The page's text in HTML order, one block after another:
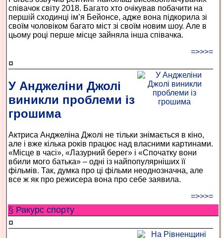
співачок світу 2018. Багато хто очікував побачити на
першій сходинці ім’я Бейонсе, адже вона підкорила зі
своїм чоловіком багато міст зі своїм новим шоу. Але в
цьому році перше місце зайняла інша співачка.
=>>>=
¤
У Анджеліни Джолі
виникли проблеми із
грошима
Актриса Анджеліна Джолі не тільки знімається в кіно,
але і вже кілька років працює над власними картинами.
«Місце в часі», «Лазурний берег» і «Спочатку вони
вбили мого батька» – одні із найпопулярніших її
фільмів. Так, думка про ці фільми неоднозначна, але
все ж як про режисера вона про себе заявила.
=>>>=
§ Ракурс спорту
¤